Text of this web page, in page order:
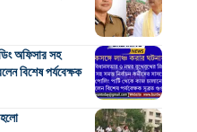
অফিসার সহ
বিশেষ পর্যবেক্ষক
হলো